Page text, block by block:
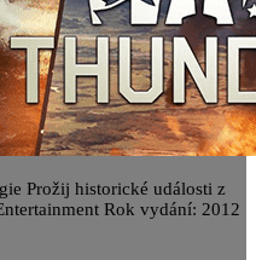
Prožij historické události z
Rok vydání: 2012